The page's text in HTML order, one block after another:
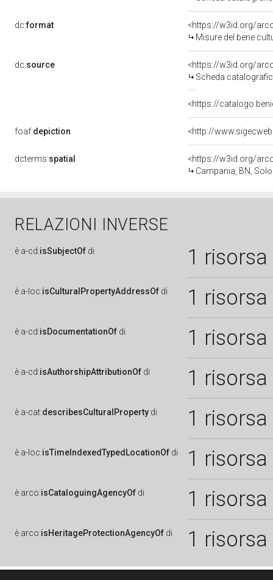
dc:format
<https://w3id.org/
Misure del bene
dc:source
<https://w3id.org/
Scheda
<https://
foaf:depiction
dcterms:spatial
<https://w3id.org/
Campania, BN,
RELAZIONI INVERSE
è a-cd:isSubjectOf di 1 risorsa
è a-loc:isCulturalPropertyAddressOf di 1 risorsa
è a-cd:isDocumentationOf di 1 risorsa
è a-cd:isAuthorshipAttributionOf di 1 risorsa
è a-cat:describesCulturalProperty di 1 risorsa
è a-loc:isTimeIndexedTypedLocationOf di 1 risorsa
è arco:isCataloguingAgencyOf di 1 risorsa
è arco:isHeritageProtectionAgencyOf di 1 risorsa